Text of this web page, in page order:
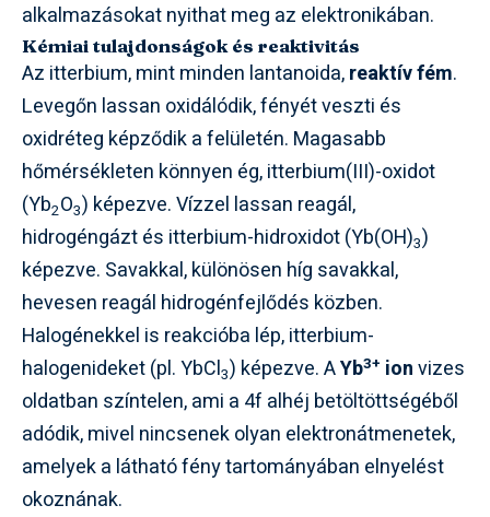
alkalmazásokat nyithat meg az elektronikában.
Kémiai tulajdonságok és reaktivitás
Az itterbium, mint minden lantanoida,reaktív fém.
Levegőn lassan oxidálódik, fényét veszti és
oxidréteg képződik a felületén. Magasabb
hőmérsékleten könnyen ég, itterbium(III)-oxidot
(Yb2O3) képezve. Vízzel lassan reagál,
hidrogéngázt és itterbium-hidroxidot (Yb(OH)3)
képezve. Savakkal, különösen híg savakkal,
hevesen reagál hidrogénfejlődés közben.
Halogénekkel is reakcióba lép, itterbium-
halogenideket (pl. YbCl3) képezve. AYb3+ ionvizes
oldatban színtelen, ami a 4f alhéj betöltöttségéből
adódik, mivel nincsenek olyan elektronátmenetek,
amelyek a látható fény tartományában elnyelést
okoznának.